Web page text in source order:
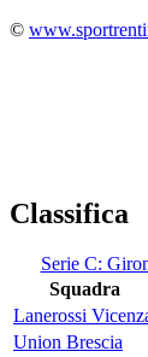
©
Classifica
Serie C:
Squadra
Lanerossi
Union Brescia